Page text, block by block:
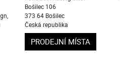
Bošilec 106
373 64 Bošilec
Česká republika
PRODEJNÍ MÍSTA